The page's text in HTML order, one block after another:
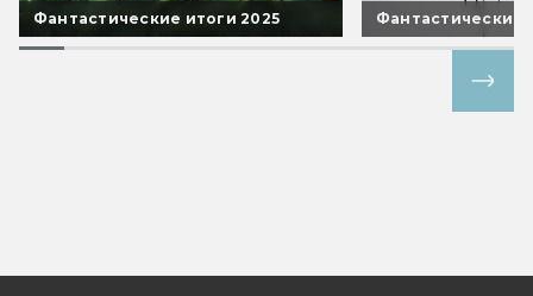
Фантастические итоги 2025 Фантастические